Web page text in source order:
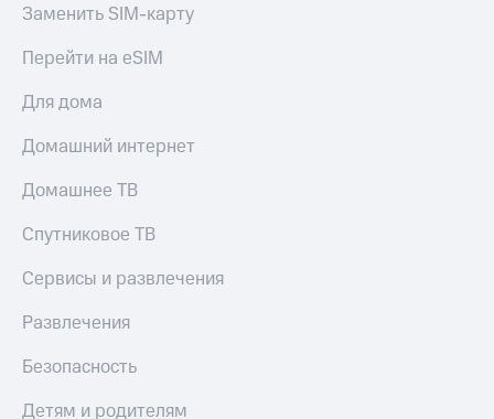
Заменить SIM-карту
Перейти на eSIM
Для дома
Домашний интернет
Домашнее ТВ
Спутниковое ТВ
Сервисы и развлечения
Развлечения
Безопасность
Детям и родителям